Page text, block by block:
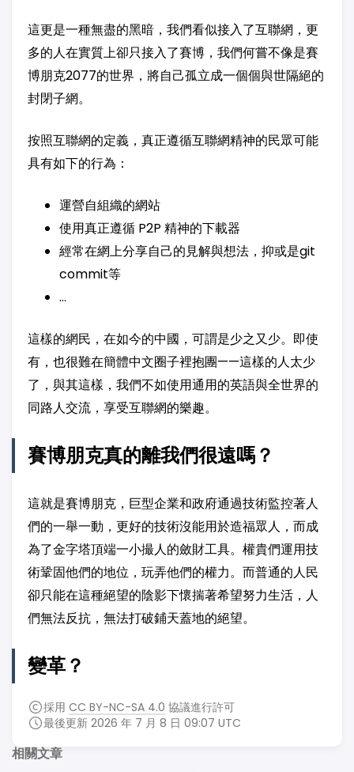
這更是一種無盡的黑暗，我們看似接入了互聯網，更
多的人在實質上卻只接入了賽博，我們何嘗不像是賽
博朋克2077的世界，將自己孤立成一個個與世隔絕的
封閉子網。
按照互聯網的定義，真正遵循互聯網精神的民眾可能
具有如下的行為：
運營自組織的網站
使用真正遵循 P2P 精神的下載器
經常在網上分享自己的見解與想法，抑或是git
commit等
…
這樣的網民，在如今的中國，可謂是少之又少。即使
有，也很難在簡體中文圈子裡抱團——這樣的人太少
了，與其這樣，我們不如使用通用的英語與全世界的
同路人交流，享受互聯網的樂趣。
賽博朋克真的離我們很遠嗎？
這就是賽博朋克，巨型企業和政府通過技術監控著人
們的一舉一動，更好的技術沒能用於造福眾人，而成
為了金字塔頂端一小撮人的斂財工具。權貴們運用技
術鞏固他們的地位，玩弄他們的權力。而普通的人民
卻只能在這種絕望的陰影下懷揣著希望努力生活，人
們無法反抗，無法打破鋪天蓋地的絕望。
變革？
採用 CC BY-NC-SA 4.0 協議進行許可
最後更新 2026 年 7 月 8 日 09:07 UTC
相關文章